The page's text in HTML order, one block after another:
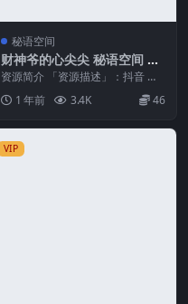
秘语空间
财神爷的心尖尖 秘语空间 N
O.001期
资源简介 「资源描述」：抖音 财
神爷的心尖尖 秘语空间 NO.001期
【15P...
1 年前 3.4K 46
VIP